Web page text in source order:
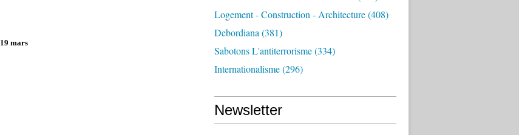
19 mars
Logement - Construction - Architecture(408)
Debordiana (381)
Sabotons L'antiterrorisme(334)
Internationalisme(296)
Newsletter